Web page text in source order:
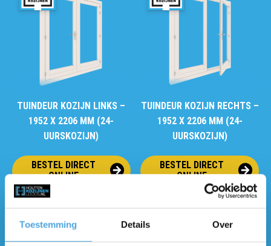
Toestemming Details Over
TUINDEUR KOZIJN LINKS –
1952 X 2206 MM (24-
UURSKOZIJN)
BESTEL DIRECT
ONLINE
TUINDEUR KOZIJN RECHTS –
1952 X 2206 MM (24-
UURSKOZIJN)
BESTEL DIRECT
ONLINE